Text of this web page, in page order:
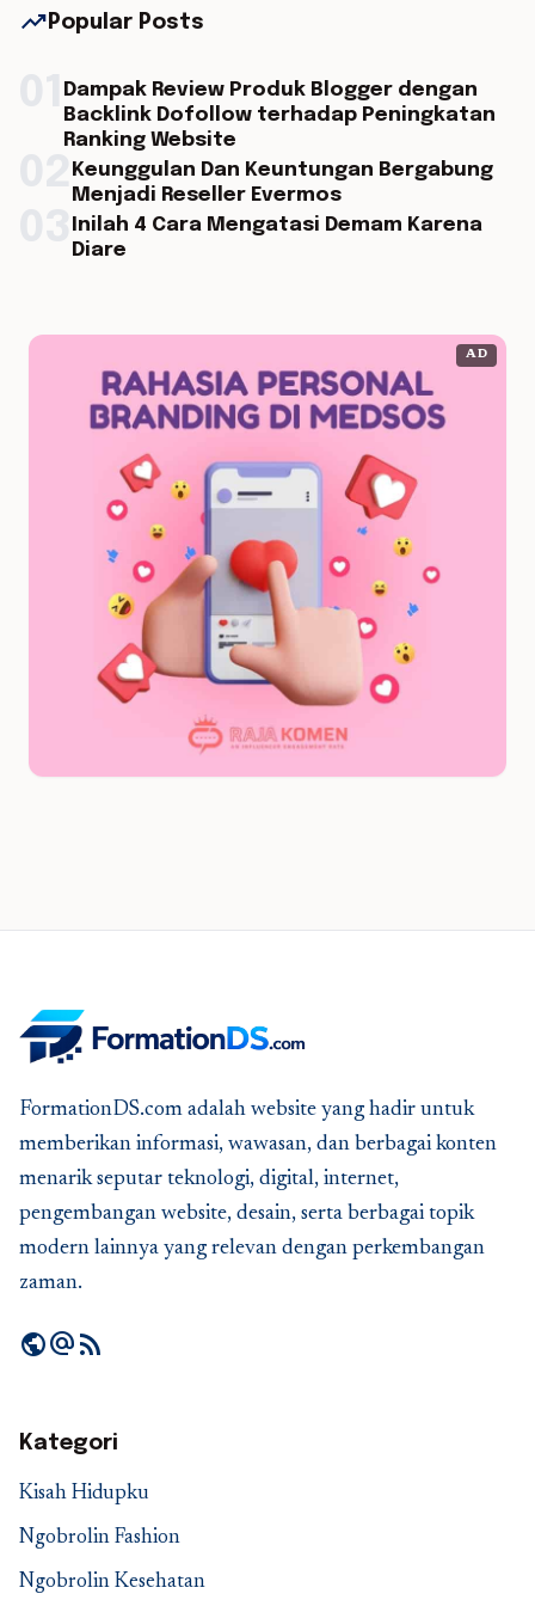
trending_up Popular Posts
Dampak Review Produk Blogger dengan
Backlink Dofollow terhadap Peningkatan
Ranking Website
Keunggulan Dan Keuntungan Bergabung
Menjadi Reseller Evermos
Inilah 4 Cara Mengatasi Demam Karena
Diare
AD
FormationDS.com adalah website yang hadir untuk
memberikan informasi, wawasan, dan berbagai konten
menarik seputar teknologi, digital, internet,
pengembangan website, desain, serta berbagai topik
modern lainnya yang relevan dengan perkembangan
zaman.
publicalternate_emailrss_feed
Kategori
Kisah Hidupku
Ngobrolin Fashion
Ngobrolin Kesehatan